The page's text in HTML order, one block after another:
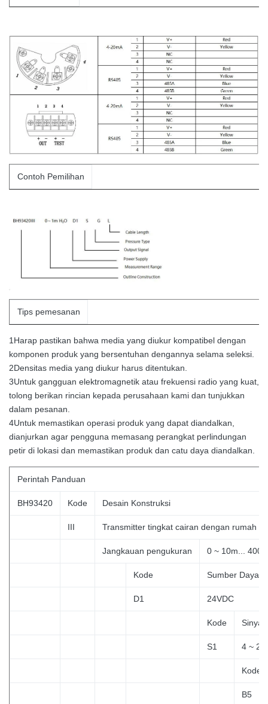
Contoh Pemilihan
Tips pemesanan
1Harap pastikan bahwa media yang diukur kompatibel dengan
komponen produk yang bersentuhan dengannya selama seleksi.
2Densitas media yang diukur harus ditentukan.
3Untuk gangguan elektromagnetik atau frekuensi radio yang kuat,
tolong berikan rincian kepada perusahaan kami dan tunjukkan
dalam pesanan.
4Untuk memastikan operasi produk yang dapat diandalkan,
dianjurkan agar pengguna memasang perangkat perlindungan
petir di lokasi dan memastikan produk dan catu daya diandalkan.
Perintah Panduan
BH93420 Kode Desain Konstruksi
III Transmitter tingkat cairan dengan rumah
Jangkauan pengukuran 0 ~ 10m...
Kode Sumber Daya
D1 24VDC
Kode Sinyal
S1 4 ~
Kode
B5